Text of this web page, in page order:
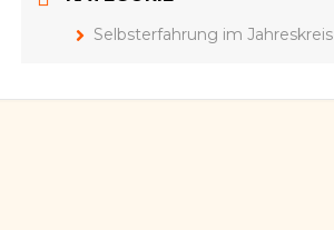
Selbsterfahrung im Jahreskreis